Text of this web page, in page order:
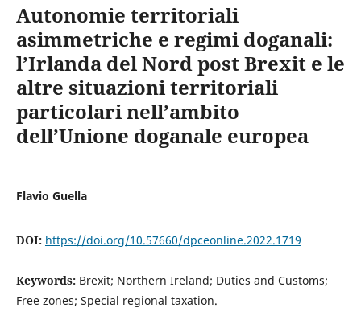
Autonomie territoriali
asimmetriche e regimi doganali:
l’Irlanda del Nord post Brexit e le
altre situazioni territoriali
particolari nell’ambito
dell’Unione doganale europea
Flavio Guella
DOI: https://doi.org/10.57660/dpceonline.2022.1719
Keywords: Brexit; Northern Ireland; Duties and Customs;
Free zones; Special regional taxation.